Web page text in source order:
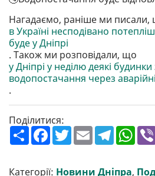
Нагадаємо, раніше ми писали,
в Україні несподівано
буде у Дніпрі
. Також ми розповідали, що
у Дніпрі у неділю деякі
водопостачання через
.
Поділитися:
П
о
р
F
a
b
T
w
t
E
m
l
T
e
g
W
h
s
Категорії: Новини Дніпра,